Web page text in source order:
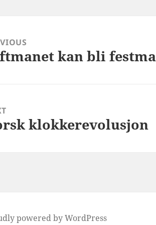
kan bli
klokkerevolusjon
powered by WordPress